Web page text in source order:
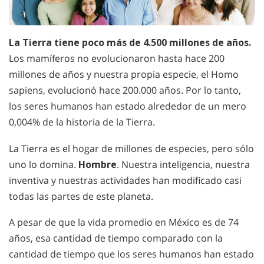
La Tierra tiene poco más de 4.500 millones de años.
Los mamíferos no evolucionaron hasta hace 200
millones de años y nuestra propia especie, el Homo
sapiens, evolucionó hace 200.000 años. Por lo tanto,
los seres humanos han estado alrededor de un mero
0,004% de la historia de la Tierra.
La Tierra es el hogar de millones de especies, pero sólo
uno lo domina. Hombre. Nuestra inteligencia, nuestra
inventiva y nuestras actividades han modificado casi
todas las partes de este planeta.
A pesar de que la vida promedio en México es de 74
años, esa cantidad de tiempo comparado con la
cantidad de tiempo que los seres humanos han estado